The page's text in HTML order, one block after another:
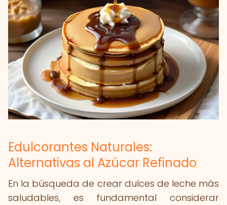
Edulcorantes Naturales:
Alternativas al Azúcar Refinado
En la búsqueda de crear dulces de leche más
saludables, es fundamental considerar